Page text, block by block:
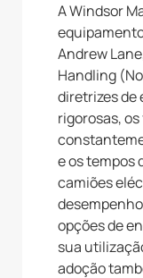
A Windsor
Andrew
Handling
diretrizes de
rigorosas,
e os tempos
camiões
opções de
sua
adoção